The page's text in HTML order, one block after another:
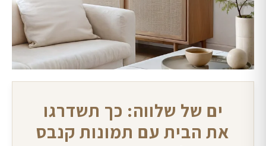
ים של שלווה: כך תשדרגו
את הבית עם תמונות קנבס